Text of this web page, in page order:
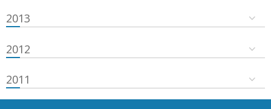
2013
2012
2011